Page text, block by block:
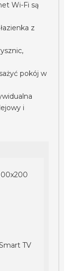
Wi-Fi są
z
pokój w
i
TV